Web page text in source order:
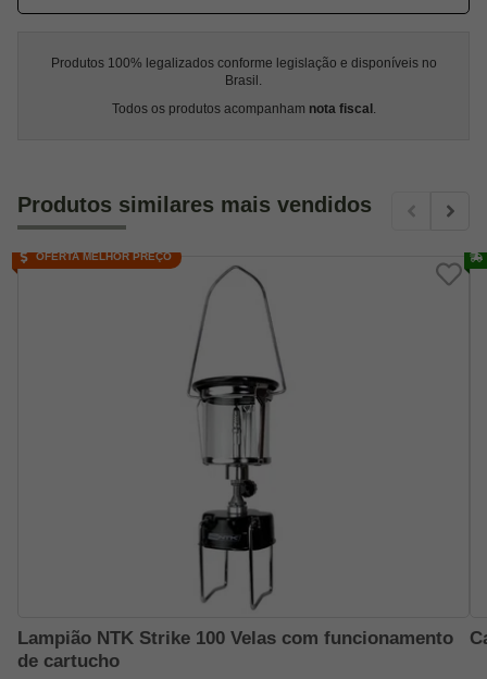
Produtos 100% legalizados conforme legislação e disponíveis no
Brasil.
Todos os produtos acompanham nota fiscal .
Produtos similares mais vendidos
Lampião NTK Strike 100 Velas com funcionamento
de cartucho
OFERTA MELHOR PREÇO